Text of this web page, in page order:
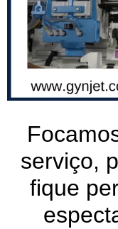
serviço,
fique